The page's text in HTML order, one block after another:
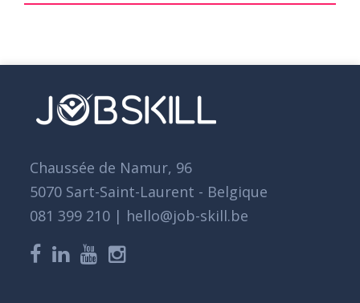
Chaussée de Namur, 96
5070 Sart-Saint-Laurent - Belgique
081 399 210 | hello@job-skill.be